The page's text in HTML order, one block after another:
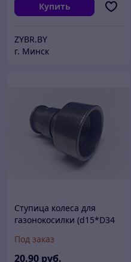
Купить
ZYBR.BY
г. Минск
Cтупица колеса для
газонокосилки (d15*D34
Под заказ
20.90 руб.